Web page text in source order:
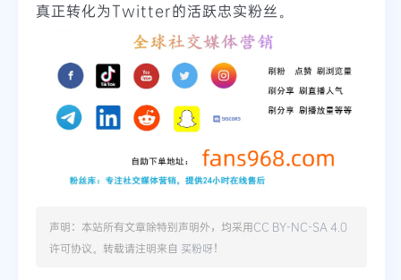
真正转化为Twitter的活跃忠实粉丝。
声明：本站所有文章除特别声明外，均采用CC BY-NC-SA 4.0
许可协议。转载请注明来自 买粉呀！